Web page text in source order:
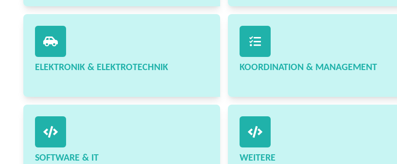
ELEKTRONIK & ELEKTROTECHNIK KOORDINATION & MANAGEMENT
SOFTWARE & IT WEITERE